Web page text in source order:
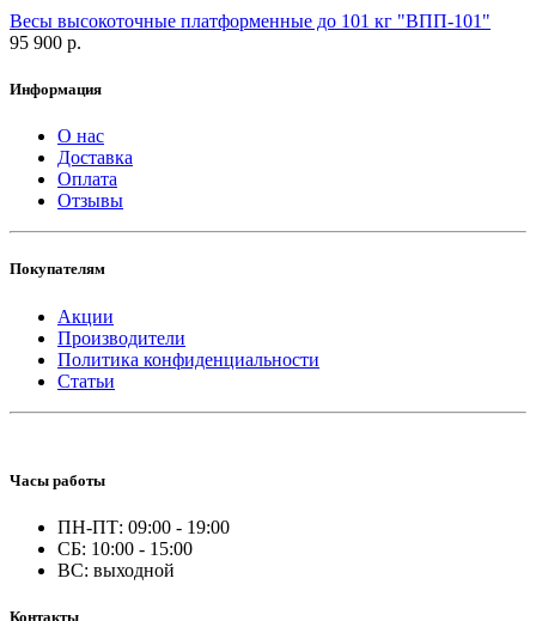
Весы высокоточные платформенные до 101 кг "ВПП-101"
95 900 р.
Информация
О нас
Доставка
Оплата
Отзывы
Покупателям
Акции
Производители
Политика конфиденциальности
Статьи
Часы работы
ПН-ПТ: 09:00 - 19:00
СБ: 10:00 - 15:00
ВС: выходной
Контакты